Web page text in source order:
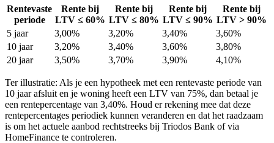
Rentevaste
periode
Rente bij
LTV ≤ 60%
Rente bij
LTV ≤ 80%
Rente bij
LTV ≤ 90%
Rente bij
LTV > 90%
5 jaar
3,00% 3,20% 3,40%
3,60%
10 jaar
3,20% 3,40% 3,60%
3,80%
20 jaar
3,50% 3,70% 3,90% 4,10%
Ter illustratie: Als je een hypotheek met een rentevaste periode van
10 jaar afsluit en je woning heeft een LTV van 75%, dan betaal je
een rentepercentage van 3,40%. Houd er rekening mee dat deze
rentepercentages periodiek kunnen veranderen en dat het raadzaam
is om het actuele aanbod rechtstreeks bij Triodos Bank of via
HomeFinance te controleren.